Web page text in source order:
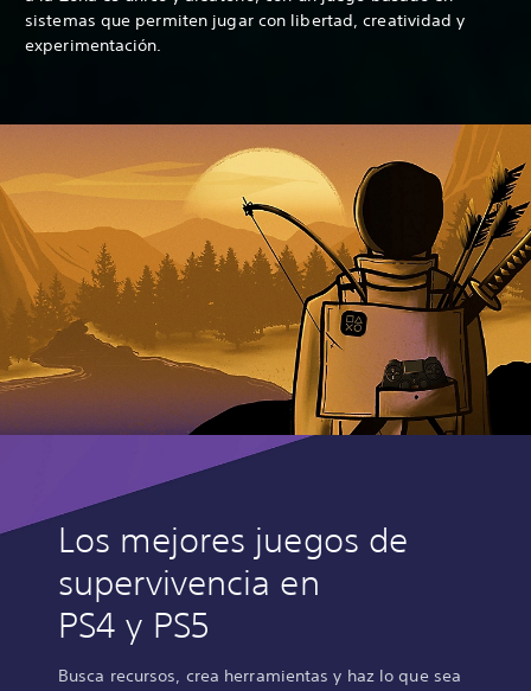
sistemas que permiten jugar con libertad, creatividad y
experimentación.
Los mejores juegos de
supervivencia en
PS4 y PS5
Busca recursos, crea herramientas y haz lo que sea